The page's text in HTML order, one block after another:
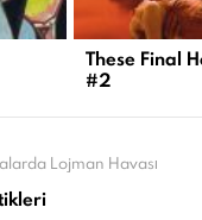
These Final
#2
Lojman Havası